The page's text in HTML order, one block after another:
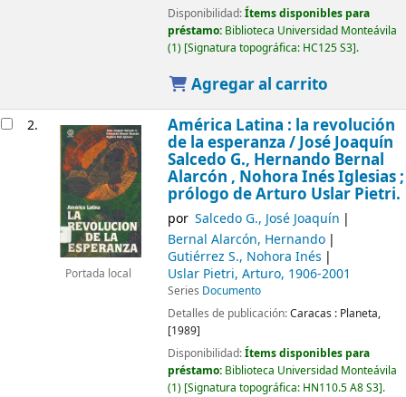
Disponibilidad:Ítems disponibles para
préstamo: Biblioteca Universidad Monteávila
(1) Signatura topográfica: HC125 S3 .
Agregar al carrito
2.
Portada local
América Latina : la revolución
de la esperanza /José Joaquín
Salcedo G., Hernando Bernal
Alarcón , Nohora Inés Iglesias ;
prólogo de Arturo Uslar Pietri.
por Salcedo G., José Joaquín
Bernal Alarcón, Hernando
Gutiérrez S., Nohora Inés
Uslar Pietri, Arturo, 1906-2001
Series Documento
Detalles de publicación:Caracas : Planeta,
[1989]
Disponibilidad:Ítems disponibles para
préstamo: Biblioteca Universidad Monteávila
(1) Signatura topográfica: HN110.5 A8 S3 .